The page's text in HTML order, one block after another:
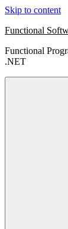
Skip to content
Functional
Functional
.NET